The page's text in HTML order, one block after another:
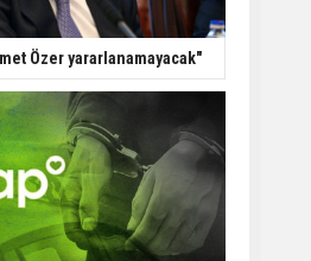
Özer yararlanamayacak"